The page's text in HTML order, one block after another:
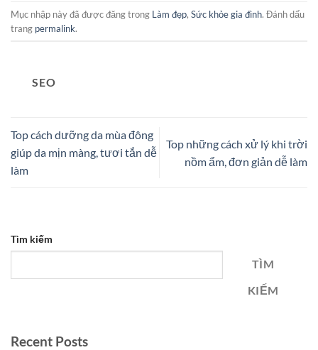
Mục nhập này đã được đăng trong Làm đẹp, Sức khỏe gia đình. Đánh dấu
trang permalink.
SEO
Top cách dưỡng da mùa đông
giúp da mịn màng, tươi tắn dễ
làm
Top những cách xử lý khi trời
nồm ẩm, đơn giản dễ làm
Tìm kiếm
TÌM
KIẾM
Recent Posts